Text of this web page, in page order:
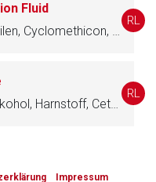
Fluid
Wasser, Dibutyladipat, Octocrilen, Cyclomethicon, Dioctylcarbonat, Ethanol, vergällt, Titandioxid, Avobenzon, Cyclohexasiloxan, Bemotrizinol, Butandiol, Macrogol-30-dipolyhydroxystearat, Nylon, Dimeticon, pegyliert, Ectoin, Natriumchlorid, Phenoxyethanol, Siliciumdioxid, hochdispers, Disteardimoniumhectorit, alpha-Tocopherolacetat, Glycerolstearat, Dimeticon, Parfüm, Bisabolol, Edetinsäure, Ethylhexylglycerol, Panthenol, Macrogol, alpha-Tocopherol, Palmitoylascorbinsäure, Ascorbinsäure, Citronensäure
RL
Ectoin, Wasser, Cetylstearylalkohol, Harnstoff, Cetylstearylisononanoat, Glycerol, Jojobaöl, Polydecen, Pentan-1,2-diol, Hydroxyethylharnstoff, Panthenol, Cetylstearylglucosid, Phosphatidylcholin, Allantoin, Xanthangummi, Ethylhexylglycerol, Natriumlactat, Natriumcetylstearylsulfat, Triacetin
RL
Impressum